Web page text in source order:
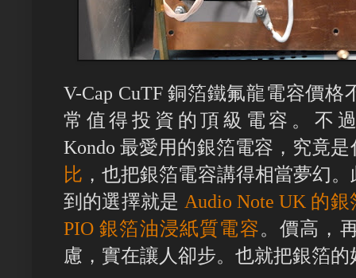
V-Cap CuTF 銅箔鐵氟龍電容價
常值得投資的頂級電容。不
Kondo 最愛用的銀箔電容，究竟
比 ，也把銀箔電容講得相當夢幻
到的選擇就是 Audio Note UK 的
PIO 銀箔油浸紙質電容。價高，
慮，實在讓人卻步。也就把銀箔